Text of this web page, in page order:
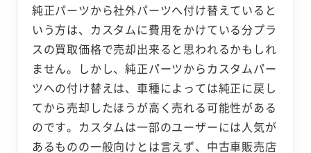
純正パーツから社外パーツへ付け替えていると
いう方は、カスタムに費用をかけている分プラ
スの買取価格で売却出来ると思われるかもしれ
ません。しかし、純正パーツからカスタムパー
ツへの付け替えは、車種によっては純正に戻し
てから売却したほうが高く売れる可能性がある
のです。カスタムは一部のユーザーには人気が
あるものの一般向けとは言えず、中古車販売店